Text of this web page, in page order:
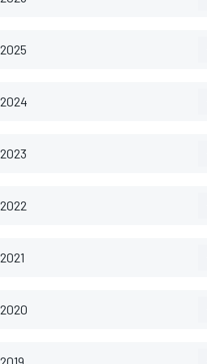
2025
2024
2023
2022
2021
2020